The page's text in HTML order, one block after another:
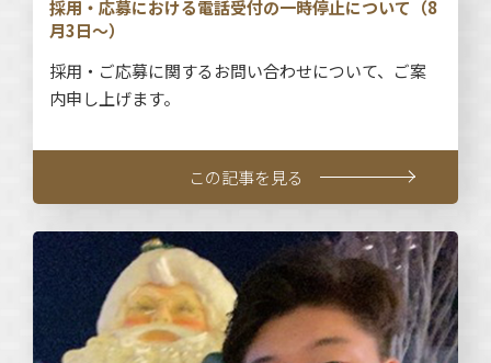
採用・応募における電話受付の一時停止について（8
月3日～）
採用・ご応募に関するお問い合わせについて、ご案
内申し上げます。
この記事を見る